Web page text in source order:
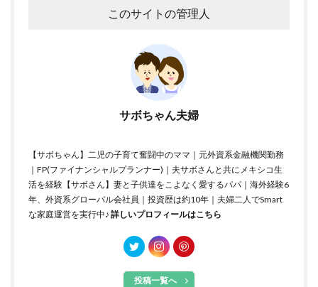
このサイトの管理人
サボちゃん夫婦
【サボちゃん】二児の子育て奮闘中のママ｜元外資系金融機関勤務
｜FP(ファイナンシャルプランナー)｜夫サボさんと共にメキシコ生
活を経験【サボさん】妻と子供達をこよなく愛するパパ｜海外経験6
年、外資系グローバル会社員｜投資歴は約10年｜夫婦二人でSmart
な家庭運営を実行中♪ 詳しいプロフィールはこちら
投稿一覧へ